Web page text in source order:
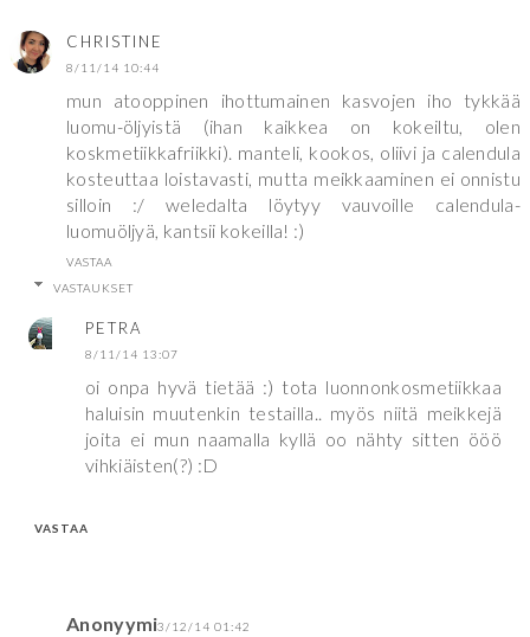
CHRISTINE
8/11/14 10:44
mun atooppinen ihottumainen kasvojen iho tykkää
luomu-öljyistä (ihan kaikkea on kokeiltu, olen
koskmetiikkafriikki). manteli, kookos, oliivi ja calendula
kosteuttaa loistavasti, mutta meikkaaminen ei onnistu
silloin :/ weledalta löytyy vauvoille calendula-
luomuöljyä, kantsii kokeilla! :)
VASTAA
VASTAUKSET
PETRA
8/11/14 13:07
oi onpa hyvä tietää :) tota luonnonkosmetiikkaa
haluisin muutenkin testailla.. myös niitä meikkejä
joita ei mun naamalla kyllä oo nähty sitten ööö
vihkiäisten(?) :D
VASTAA
Anonyymi3/12/14 01:42